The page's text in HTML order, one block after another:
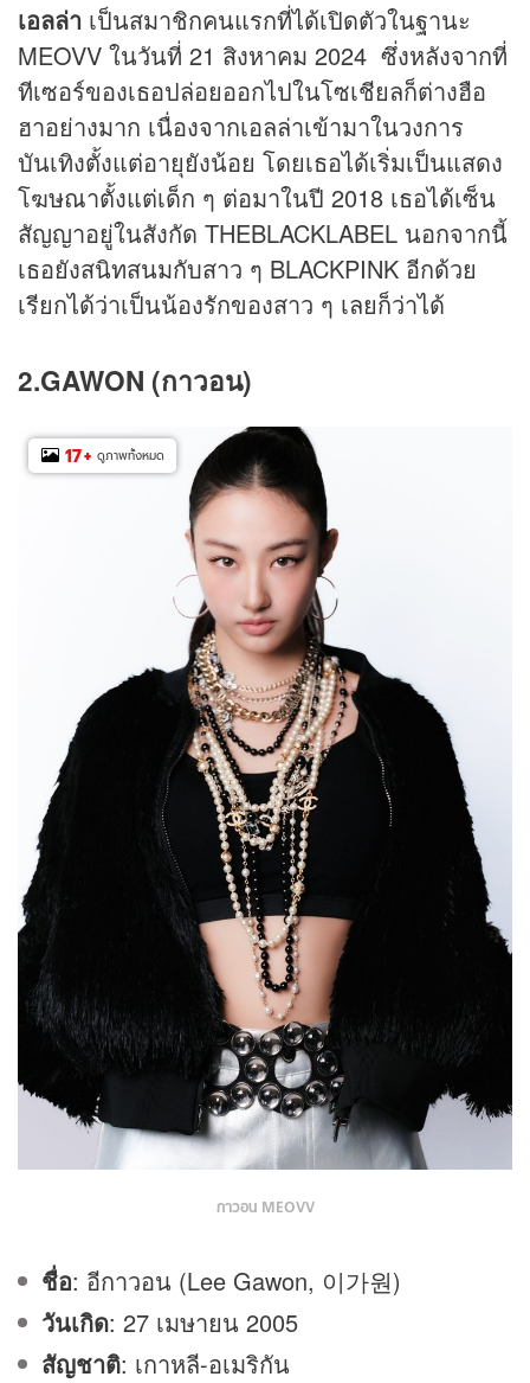
เอลล่า เป็นสมาชิกคนแรกที่ได้เปิดตัวในฐานะ
MEOVV ในวันที่ 21 สิงหาคม 2024 ซึ่งหลังจากที่
ทีเซอร์ของเธอปล่อยออกไปในโซเชียลก็ต่างฮือ
ฮาอย่างมาก เนื่องจากเอลล่าเข้ามาในวงการ
บันเทิงตั้งแต่อายุยังน้อย โดยเธอได้เริ่มเป็นแสดง
โฆษณาตั้งแต่เด็ก ๆ ต่อมาในปี 2018 เธอได้เซ็น
สัญญาอยู่ในสังกัด THEBLACKLABEL นอกจากนี้
เธอยังสนิทสนมกับสาว ๆ BLACKPINK อีกด้วย
เรียกได้ว่าเป็นน้องรักของสาว ๆ เลยก็ว่าได้
2.GAWON (กาวอน)
17+ ดูภาพทั้งหมด
กาวอน MEOVV
ชื่อ: อีกาวอน (Lee Gawon, 이가원)
วันเกิด: 27 เมษายน 2005
สัญชาติ: เกาหลี-อเมริกัน